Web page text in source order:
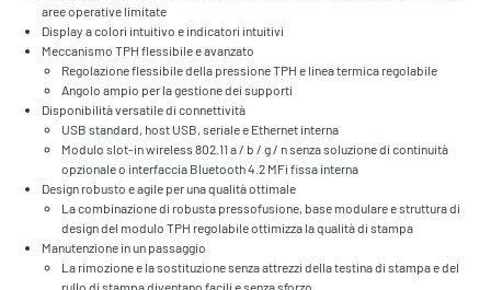
aree operative limitate
Display a colori intuitivo e indicatori intuitivi
Meccanismo TPH flessibile e avanzato
Regolazione flessibile della pressione TPH e linea termica regolabile
Angolo ampio per la gestione dei supporti
Disponibilità versatile di connettività
USB standard, host USB, seriale e Ethernet interna
Modulo slot-in wireless 802.11 a / b / g / n senza soluzione di continuità
opzionale o interfaccia Bluetooth 4.2 MFi fissa interna
Design robusto e agile per una qualità ottimale
La combinazione di robusta pressofusione, base modulare e struttura di
design del modulo TPH regolabile ottimizza la qualità di stampa
Manutenzione in un passaggio
La rimozione e la sostituzione senza attrezzi della testina di stampa e del
rullo di stampa diventano facili e senza sforzo